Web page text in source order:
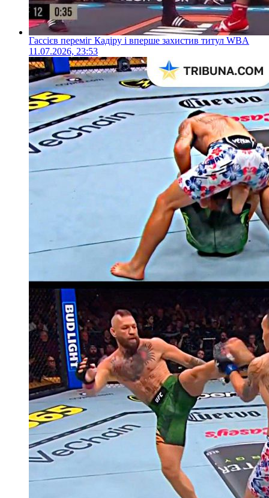
Гассієв переміг Кадіру і вперше захистив титул WBA
11.07.2026, 23:53